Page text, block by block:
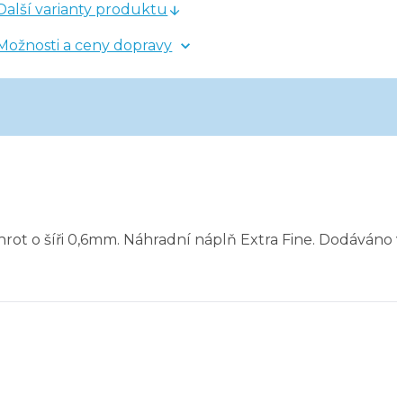
varianty produktu
a ceny dopravy
o šíři 0,6mm. Náhradní náplň Extra Fine.